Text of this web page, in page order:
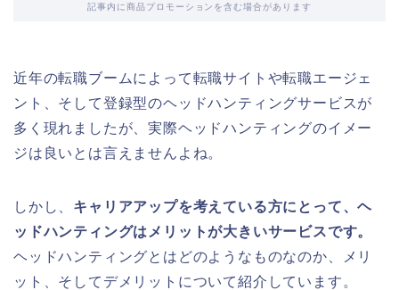
記事内に商品プロモーションを含む場合があります
近年の転職ブームによって転職サイトや転職エージェ
ント、そして登録型のヘッドハンティングサービスが
多く現れましたが、実際ヘッドハンティングのイメー
ジは良いとは言えませんよね。
しかし、 キャリアアップを考えている方にとって、ヘ
ッドハンティングはメリットが大きいサービスです。
ヘッドハンティングとはどのようなものなのか、メリ
ット、そしてデメリットについて紹介しています。